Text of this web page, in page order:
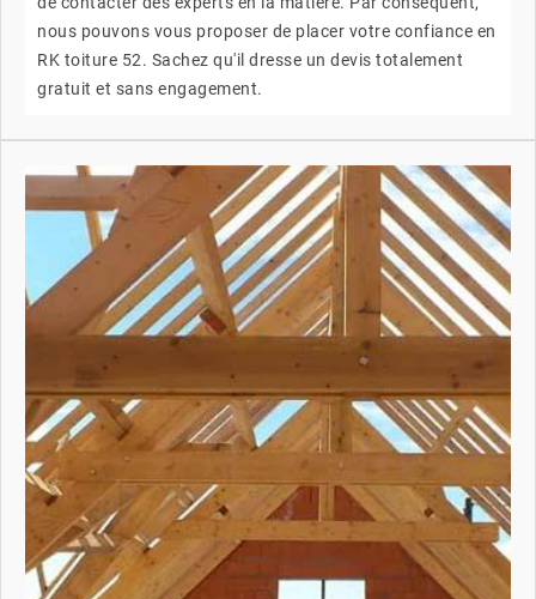
nous pouvons vous proposer de placer votre confiance en
RK toiture 52. Sachez qu'il dresse un devis totalement
gratuit et sans engagement.